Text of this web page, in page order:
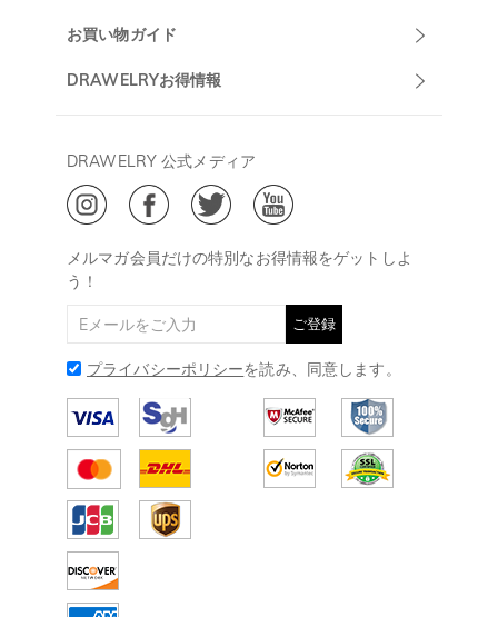
DRAWELRYについて
ご利用規約
ご特定商取引法に基づく表示
お買い物ガイド
発送について
ジュエリーお手入れ
Drawelry Blog
DRAWELRYお得情報
会員・ポイントについて
メルマガ会員だけの特別なお得情報をゲットしよ
う！
ご登録
プライバシーポリシーを読み、同意します。
DRAWELRY 公式メディア